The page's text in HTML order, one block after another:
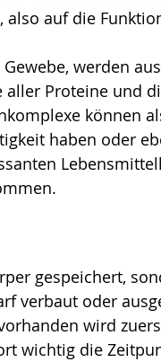
also auf die
werden
Proteine und
können
haben oder
gespeichert,
verbaut oder
wird
wichtig die